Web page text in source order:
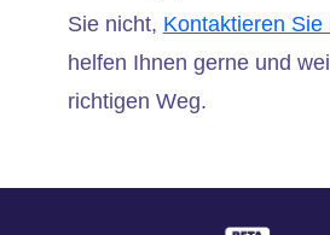
Sie nicht, Kontaktieren Sie
helfen Ihnen gerne und
richtigen Weg.